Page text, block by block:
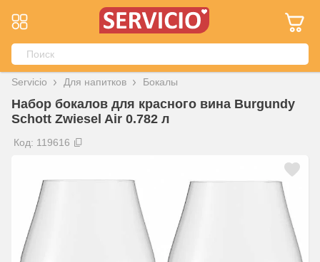
Servicio Для напитков Бокалы
Набор бокалов для красного вина Burgundy
Schott Zwiesel Air 0.782 л
Код: 119616